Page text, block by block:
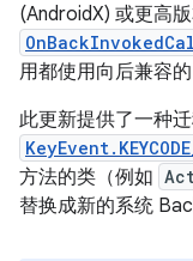
(AndroidX) 或更高
用都使用向后兼容的
此更新提供了一种
方法的类（例如
替换成新的系统